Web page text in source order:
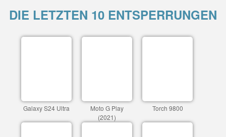
DIE LETZTEN 10 ENTSPERRUNGEN
Galaxy S24 Ultra
Moto G Play
(2021)
Torch 9800